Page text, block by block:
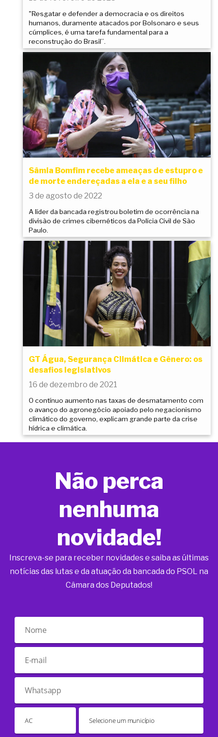
"Resgatar e defender a democracia e os direitos
humanos, duramente atacados por Bolsonaro e seus
cúmplices, é uma tarefa fundamental para a
reconstrução do Brasil”.
Sâmia Bomfim recebe ameaças de estupro e
de morte endereçadas a ela e a seu filho
3 de agosto de 2022
A líder da bancada registrou boletim de ocorrência na
divisão de crimes cibernéticos da Polícia Civil de São
Paulo.
GT Água, Segurança Climática e Gênero: os
desafios legislativos
16 de dezembro de 2021
O contínuo aumento nas taxas de desmatamento com
o avanço do agronegócio apoiado pelo negacionismo
climático do governo, explicam grande parte da crise
hídrica e climática.
Não perca
nenhuma
novidade!
Inscreva-se para receber novidades e saiba as últimas
notícias das lutas e da atuação da bancada do PSOL na
Câmara dos Deputados!